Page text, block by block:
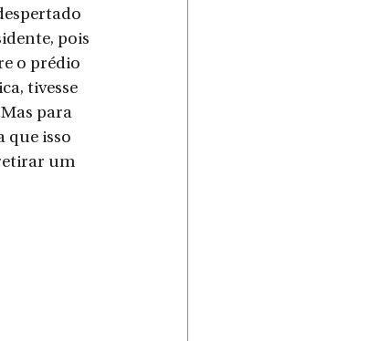
pois
o prédio
tivesse
para
que isso
um